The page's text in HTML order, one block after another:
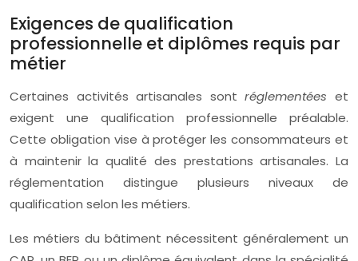
Exigences de qualification
professionnelle et diplômes requis par
métier
Certaines activités artisanales sontréglementéeset
exigent une qualification professionnelle préalable.
Cette obligation vise à protéger les consommateurs et
à maintenir la qualité des prestations artisanales. La
réglementation distingue plusieurs niveaux de
qualification selon les métiers.
Les métiers du bâtiment nécessitent généralement un